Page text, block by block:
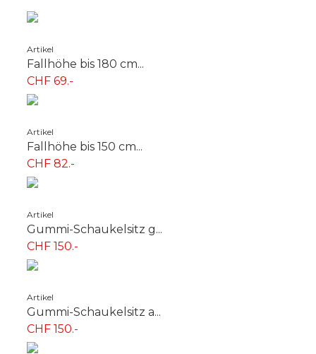
Artikel
Fallhöhe bis 180 cm...
CHF 69.-
Artikel
Fallhöhe bis 150 cm...
CHF 82.-
Artikel
Gummi-Schaukelsitz g...
CHF 150.-
Artikel
Gummi-Schaukelsitz a...
CHF 150.-